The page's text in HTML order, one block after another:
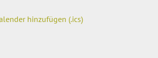
hinzufügen (.ics)